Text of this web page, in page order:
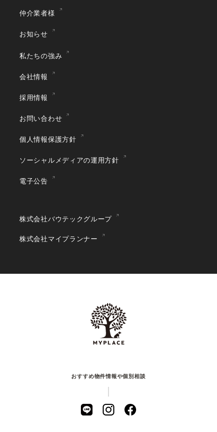
仲介業者様
お知らせ
私たちの強み
会社情報
採用情報
お問い合わせ
個人情報保護方針
ソーシャルメディアの運用方針
電子公告
株式会社バウテックグループ
株式会社マイプランナー
おすすめ物件情報や個別相談